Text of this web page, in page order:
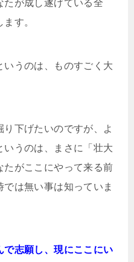
たが成し遂げている全
す。
うのは、ものすごく大
下げたいのですが、よ
うのは、まさに「壮大
たがここにやって来る前
は無い事は知っていま
で志願し、現にここにい